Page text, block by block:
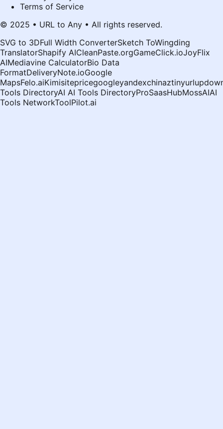
Terms of Service
© 2025 • URL to Any • All rights reserved.
SVG to 3DFull Width ConverterSketch ToWingding
TranslatorShapify AICleanPaste.orgGameClick.ioJoyFlix
AIMediavine CalculatorBio Data
FormatDeliveryNote.ioGoogle
MapsFelo.aiKimisitepricegoogleyandexchinaztinyurl
Tools DirectoryAI AI Tools DirectoryProSaasHubMossAIAI
Tools NetworkToolPilot.ai